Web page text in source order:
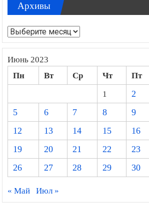
Архивы
Архивы
Июнь 2023
Пн Вт Ср Чт Пт
1
2
5
6 7 8 9
12
13 14 15 16
19
20 21 22 23
26
27 28 29 30
« Май Июл »